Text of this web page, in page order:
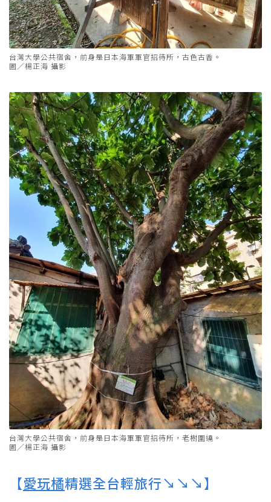
台灣大學公共宿舍，前身是日本海軍軍官招待所，古色古香。
圖／楊正海 攝影
台灣大學公共宿舍，前身是日本海軍軍官招待所，老樹圍繞。
圖／楊正海 攝影
【愛玩橘精選全台輕旅行↘↘↘】